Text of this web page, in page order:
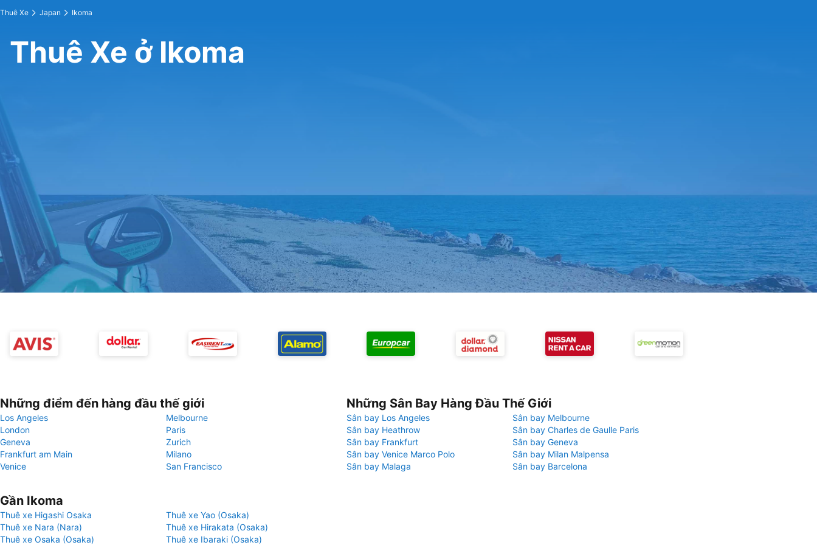
Thuê Xe Japan Ikoma
Thuê Xe ở Ikoma
Những điểm đến hàng đầu thế giới
Los Angeles
Melbourne
London
Paris
Geneva
Zurich
Frankfurt am Main
Milano
Venice
San Francisco
Những Sân Bay Hàng Đầu Thế Giới
Sân bay Los Angeles
Sân bay Melbourne
Sân bay Heathrow
Sân bay Charles de Gaulle Paris
Sân bay Frankfurt
Sân bay Geneva
Sân bay Venice Marco Polo
Sân bay Milan Malpensa
Sân bay Malaga
Sân bay Barcelona
Gần Ikoma
Thuê xe Higashi Osaka
Thuê xe Yao (Osaka)
Thuê xe Nara (Nara)
Thuê xe Hirakata (Osaka)
Thuê xe Osaka (Osaka)
Thuê xe Ibaraki (Osaka)